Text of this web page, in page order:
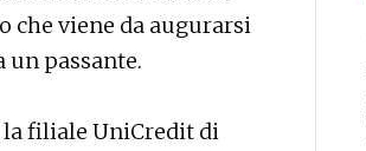
che viene da augurarsi
un passante.
la filiale UniCredit di